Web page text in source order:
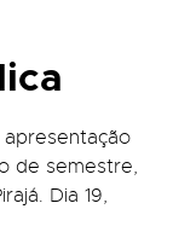
apresentação
de semestre,
Dia 19,